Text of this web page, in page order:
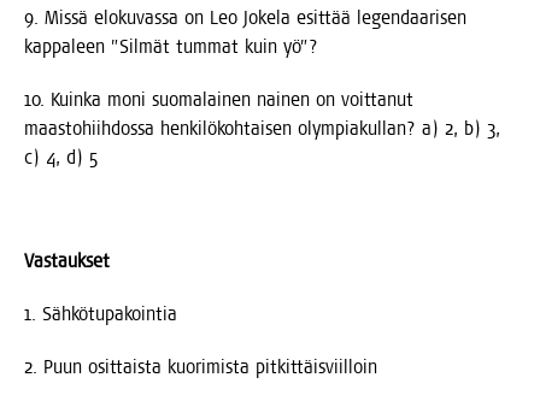
9. Mis­sä elo­ku­vas­sa on Leo Joke­la esit­tää legen­daa­ri­sen
kap­pa­leen ”Sil­mät tum­mat kuin yö”?
10. Kuin­ka moni suo­ma­lai­nen nai­nen on voit­ta­nut
maas­to­hiih­dos­sa hen­ki­lö­koh­tai­sen olym­pia­kul­lan? a) 2, b) 3,
c) 4, d) 5
Vas­tauk­set
1. Säh­kö­tu­pa­koin­tia
2. Puun osit­tais­ta kuo­ri­mis­ta pitkittäisviilloin